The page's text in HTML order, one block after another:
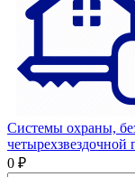
Системы охраны,
0 ₽